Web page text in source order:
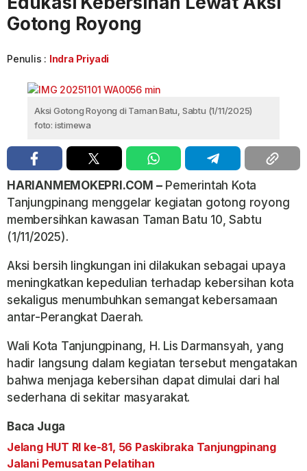
Gotong Royong
Penulis : Indra Priyadi
Aksi Gotong Royong di Taman Batu, Sabtu (1/11/2025)
foto: istimewa
HARIANMEMOKEPRI.COM –Pemerintah Kota
Tanjungpinang menggelar kegiatan gotong royong
membersihkan kawasan Taman Batu 10, Sabtu
(1/11/2025).
Aksi bersih lingkungan ini dilakukan sebagai upaya
meningkatkan kepedulian terhadap kebersihan kota
sekaligus menumbuhkan semangat kebersamaan
antar-Perangkat Daerah.
Wali Kota Tanjungpinang, H. Lis Darmansyah, yang
hadir langsung dalam kegiatan tersebut mengatakan
bahwa menjaga kebersihan dapat dimulai dari hal
sederhana di sekitar masyarakat.
Baca Juga
Jelang HUT RI ke-81, 56 Paskibraka Tanjungpinang
Jalani Pemusatan Pelatihan